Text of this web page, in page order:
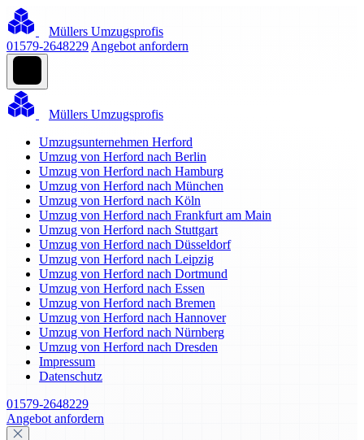
Müllers Umzugsprofis
01579-2648229 Angebot anfordern
Müllers Umzugsprofis
Umzugsunternehmen Herford
Umzug von Herford nach Berlin
Umzug von Herford nach Hamburg
Umzug von Herford nach München
Umzug von Herford nach Köln
Umzug von Herford nach Frankfurt am Main
Umzug von Herford nach Stuttgart
Umzug von Herford nach Düsseldorf
Umzug von Herford nach Leipzig
Umzug von Herford nach Dortmund
Umzug von Herford nach Essen
Umzug von Herford nach Bremen
Umzug von Herford nach Hannover
Umzug von Herford nach Nürnberg
Umzug von Herford nach Dresden
Impressum
Datenschutz
01579-2648229
Angebot anfordern